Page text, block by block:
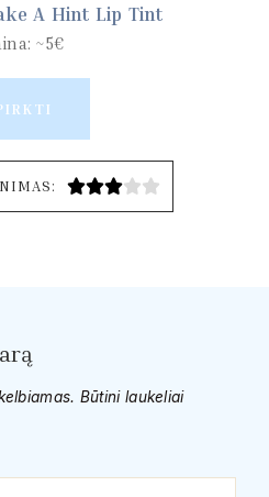
A Hint Lip Tint
~5€

Būtini laukeliai